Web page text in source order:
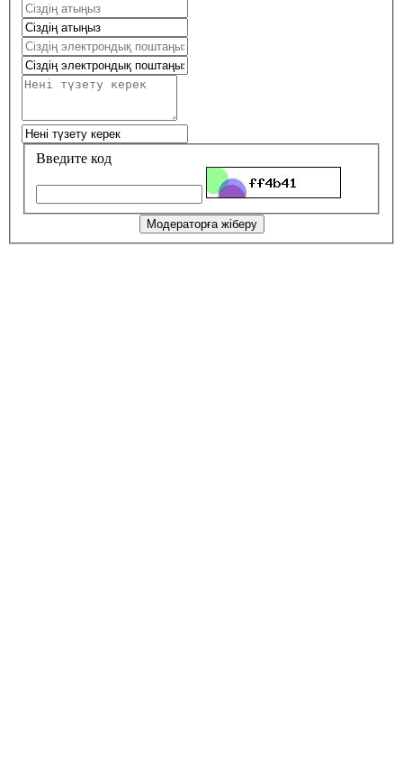
Введите код
Модераторға жіберу